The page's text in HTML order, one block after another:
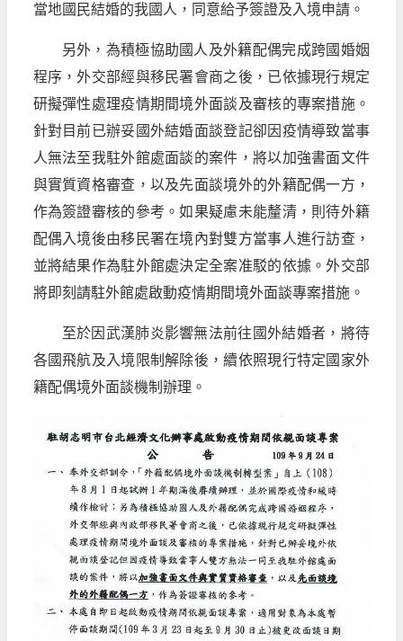
當地國民結婚的我國人，同意給予簽證及入境申請。
另外，為積極協助國人及外籍配偶完成跨國婚姻
程序，外交部經與移民署會商之後，已依據現行規定
研擬彈性處理疫情期間境外面談及審核的專案措施。
針對目前已辦妥國外結婚面談登記卻因疫情導致當事
人無法至我駐外館處面談的案件，將以加強書面文件
與實質資格審查，以及先面談境外的外籍配偶一方，
作為簽證審核的參考。如果疑慮未能釐清，則待外籍
配偶入境後由移民署在境內對雙方當事人進行訪查，
並將結果作為駐外館處決定全案准駁的依據。外交部
將即刻請駐外館處啟動疫情期間境外面談專案措施。
至於因武漢肺炎影響無法前往國外結婚者，將待
各國飛航及入境限制解除後，續依照現行特定國家外
籍配偶境外面談機制辦理。